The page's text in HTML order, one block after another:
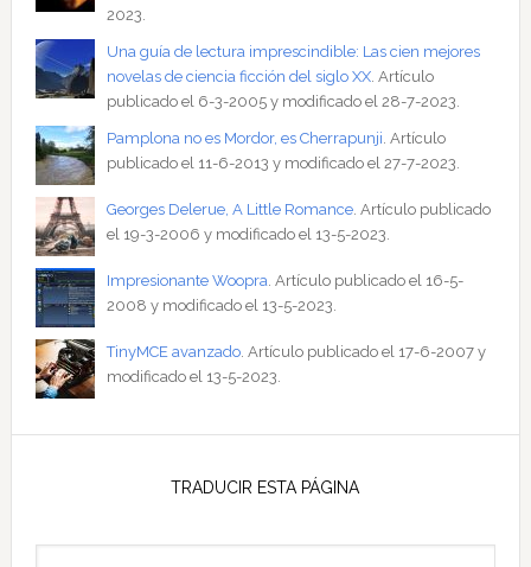
2023.
Una guía de lectura imprescindible: Las cien mejores
novelas de ciencia ficción del siglo XX. Artículo
publicado el 6-3-2005 y modificado el 28-7-2023.
Pamplona no es Mordor, es Cherrapunji . Artículo
publicado el 11-6-2013 y modificado el 27-7-2023.
Georges Delerue, A Little Romance. Artículo publicado
el 19-3-2006 y modificado el 13-5-2023.
Impresionante Woopra . Artículo publicado el 16-5-
2008 y modificado el 13-5-2023.
TinyMCE avanzado. Artículo publicado el 17-6-2007 y
modificado el 13-5-2023.
TRADUCIR ESTA PÁGINA